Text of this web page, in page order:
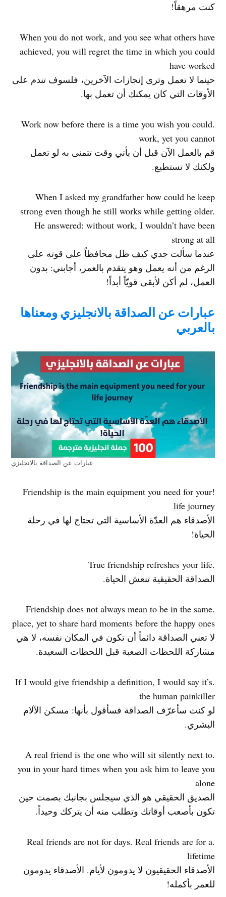
كنت مرهقاً!
When you do not work, and you see what others have
achieved, you will regret the time in which you could
have worked
حينما لا تعمل وترى إنجازات الآخرين، فلسوف تندم على
الأوقات التي كان يمكنك أن تعمل بها.
.Work now before there is a time you wish you could
work, yet you cannot
قم بالعمل الآن قبل أن يأتي وقت تتمنى به لو تعمل
ولكنك لا تستطيع.
When I asked my grandfather how could he keep
strong even though he still works while getting older.
He answered: without work, I wouldn’t have been
strong at all
عندما سألت جدي كيف ظل محافظاً على قوته على
الرغم من أنه يعمل وهو يتقدم بالعمر، أجابني: بدون
العمل، لم أكن لأبقى قويّاً أبداً!
عبارات عن الصداقة بالانجليزي ومعناها
بالعربي
عبارات عن الصداقة بالانجليزي
!Friendship is the main equipment you need for your
life journey
الأصدقاء هم العدّة الأساسية التي تحتاج لها في رحلة
الحياة!
.True friendship refreshes your life
الصداقة الحقيقية تنعش الحياة.
.Friendship does not always mean to be in the same
place, yet to share hard moments before the happy ones
لا تعني الصداقة دائماً أن تكون في المكان نفسه، لا هي
مشاركة اللحظات الصعبة قبل اللحظات السعيدة.
.If I would give friendship a definition, I would say it’s
the human painkiller
لو كنت سأعرّف الصداقة فسأقول بأنها: مسكن الآلام
البشري.
.A real friend is the one who will sit silently next to
you in your hard times when you ask him to leave you
alone
الصديق الحقيقي هو الذي سيجلس بجانبك بصمت حين
تكون بأصعب أوقاتك وتطلب منه أن يتركك وحيداً.
.Real friends are not for days. Real friends are for a
lifetime
الأصدقاء الحقيقيون لا يدومون لأيام. الأصدقاء يدومون
للعمر بأكمله!